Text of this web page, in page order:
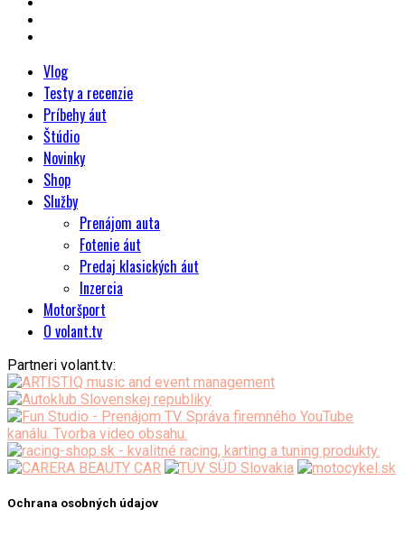
Vlog
Testy a recenzie
Príbehy áut
Štúdio
Novinky
Shop
Služby
Prenájom auta
Fotenie áut
Predaj klasických áut
Inzercia
Motoršport
O volant.tv
Partneri volant.tv:
Ochrana osobných údajov